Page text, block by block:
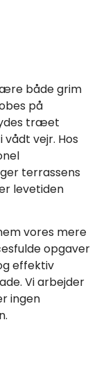
både grim
på
træet
vejr. Hos
terrassens
levetiden
vores mere
opgaver
effektiv
Vi arbejder
ingen